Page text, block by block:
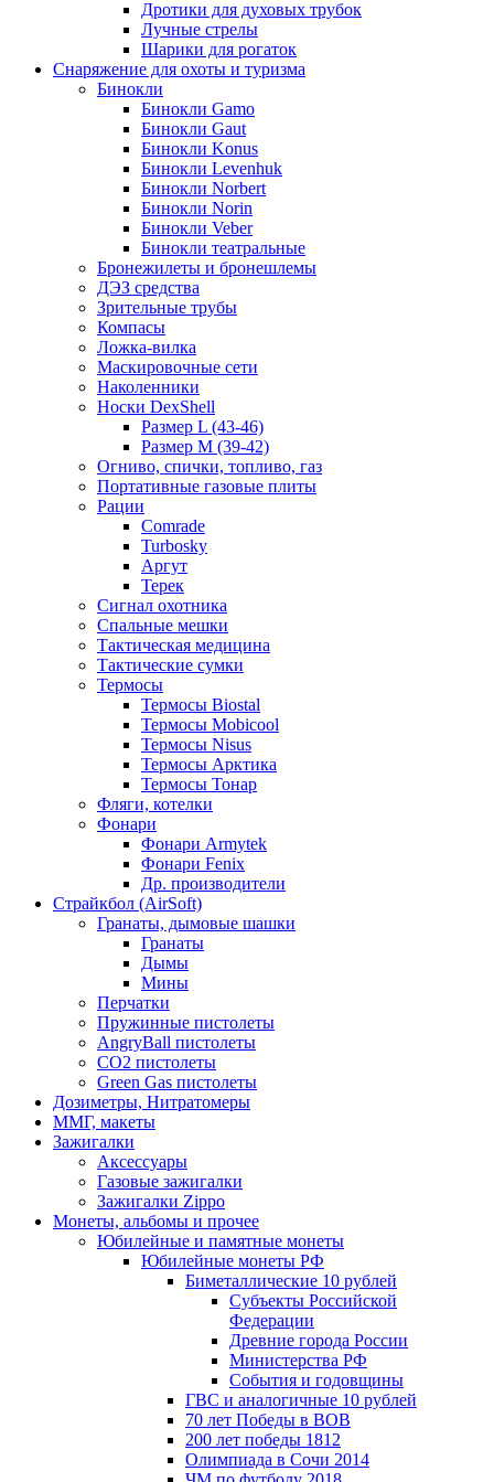
Дротики для духовых трубок
Лучные стрелы
Шарики для рогаток
Снаряжение для охоты и туризма
Бинокли
Бинокли Gamo
Бинокли Gaut
Бинокли Konus
Бинокли Levenhuk
Бинокли Norbert
Бинокли Norin
Бинокли Veber
Бинокли театральные
Бронежилеты и бронешлемы
ДЭЗ средства
Зрительные трубы
Компасы
Ложка-вилка
Маскировочные сети
Наколенники
Носки DexShell
Размер L (43-46)
Размер M (39-42)
Огниво, спички, топливо, газ
Портативные газовые плиты
Рации
Comrade
Turbosky
Аргут
Терек
Сигнал охотника
Спальные мешки
Тактическая медицина
Тактические сумки
Термосы
Термосы Biostal
Термосы Mobicool
Термосы Nisus
Термосы Арктика
Термосы Тонар
Фляги, котелки
Фонари
Фонари Armytek
Фонари Fenix
Др. производители
Страйкбол (AirSoft)
Гранаты, дымовые шашки
Гранаты
Дымы
Мины
Перчатки
Пружинные пистолеты
AngryBall пистолеты
CO2 пистолеты
Green Gas пистолеты
Дозиметры, Нитратомеры
ММГ, макеты
Зажигалки
Аксессуары
Газовые зажигалки
Зажигалки Zippo
Монеты, альбомы и прочее
Юбилейные и памятные монеты
Юбилейные монеты РФ
Биметаллические 10 рублей
Субъекты Российской
Федерации
Древние города России
Министерства РФ
События и годовщины
ГВС и аналогичные 10 рублей
70 лет Победы в ВОВ
200 лет победы 1812
Олимпиада в Сочи 2014